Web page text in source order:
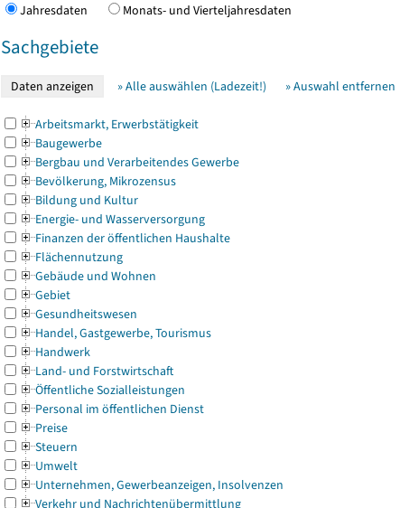
Jahresdaten Monats- und Vierteljahresdaten
Sachgebiete
» Alle auswählen (Ladezeit!) » Auswahl entfernen
Arbeitsmarkt, Erwerbstätigkeit
Baugewerbe
Bergbau und Verarbeitendes Gewerbe
Bevölkerung, Mikrozensus
Bildung und Kultur
Energie- und Wasserversorgung
Finanzen der öffentlichen Haushalte
Flächennutzung
Gebäude und Wohnen
Gebiet
Gesundheitswesen
Handel, Gastgewerbe, Tourismus
Handwerk
Land- und Forstwirtschaft
Öffentliche Sozialleistungen
Personal im öffentlichen Dienst
Preise
Steuern
Umwelt
Unternehmen, Gewerbeanzeigen, Insolvenzen
Verkehr und Nachrichtenübermittlung